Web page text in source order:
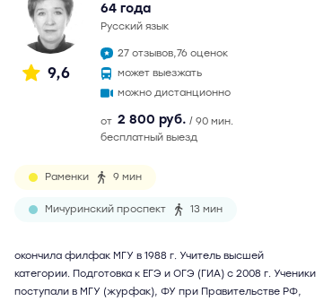
9,6
64 года
русский язык
27 отзывов,76 оценок
может выезжать
можно дистанционно
от 2 800 руб. / 90 мин.
бесплатный выезд
Раменки 9 мин
Мичуринский проспект 13 мин
окончила филфак МГУ в 1988 г. Учитель высшей
категории. Подготовка к ЕГЭ и ОГЭ (ГИА) с 2008 г. Ученики
поступали в МГУ (журфак), ФУ при Правительстве РФ,